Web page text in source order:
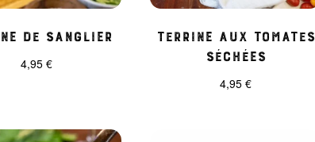
de sanglier
4,95 €
Terrine aux tomates
séchées
4,95 €